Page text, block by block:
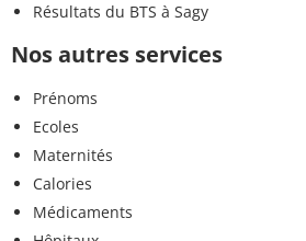
Résultats du BTS à Sagy
Nos autres services
Prénoms
Ecoles
Maternités
Calories
Médicaments